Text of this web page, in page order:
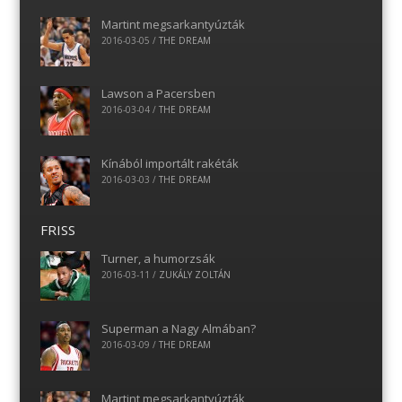
Martint megsarkantyúzták
2016-03-05 / THE DREAM
Lawson a Pacersben
2016-03-04/ THE DREAM
Kínából importált rakéták
2016-03-03 / THE DREAM
FRISS
Turner, a humorzsák
2016-03-11 / ZUKÁLY ZOLTÁN
Superman a Nagy Almában?
2016-03-09 / THE DREAM
Martint megsarkantyúzták